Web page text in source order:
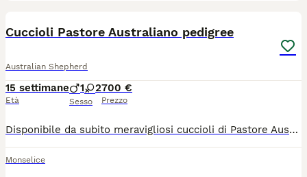
Cuccioli Pastore Australiano pedigree
Australian Shepherd
15 settimane
Età
1 2
Sesso
700 €
Prezzo
Disponibile da subito meravigliosi cuccioli di Pastore Australiano – Australian Shepherd, di 3 mesi, nati il 22 aprile. Sono 2 femmine (una RED TRICOLOR e una BLUE MERLE) e 1 maschio (RED MERLE), tutti a coda lunga. I cuccioli sono estremamente affettuosi e svegli, sono abituati alla manipolazione, al guinzaglio, al lavaggio, alla toelettatura. Possibilità di accordarsi per il ritiro dopo le vostre ferie. Entrambi i genitori sono visibili (Madre Red Merle, Padre Black Tricolor), hanno radiografie Anca/Gomito (Madre A/BL – Padre B/0), Pacchetto test Genetici Laboklin, con deposito DNA (tutto clear tranne MDR1), documentazione sanitaria ok e hanno anche frequentato esposizioni ufficiali ENCI, con risultati eccellenti. Verranno ceduti con pedigree ENCI ROI e conseguente passaggio proprietà, 2 vaccinazioni, microchip, libretto sanitario, puppy kit personalizzato completo di dispense informative, campione di mangime utilizzato. Si apprezza particolarmente una minima conoscenza della razza. Per ogni altra informazione, contattare Alessia al 3463846186.
Monselice